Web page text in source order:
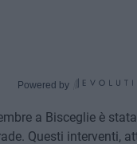
Powered by
a Bisceglie è
Questi interventi,